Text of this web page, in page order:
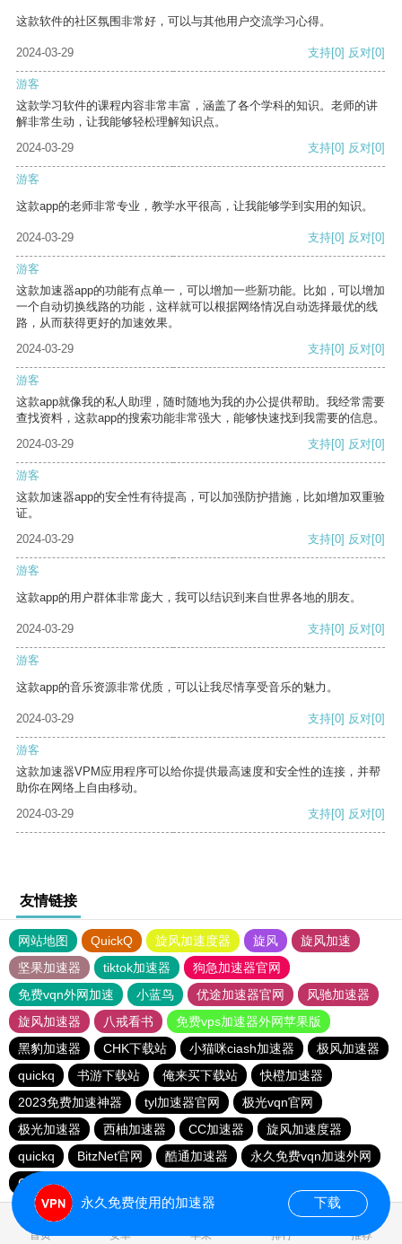
这款软件的社区氛围非常好，可以与其他用户交流学习心得。
2024-03-29 支持[0] 反对[0]
游客
这款学习软件的课程内容非常丰富，涵盖了各个学科的知识。老师的讲
解非常生动，让我能够轻松理解知识点。
2024-03-29
支持[0] 反对[0]
游客
这款app的老师非常专业，教学水平很高，让我能够学到实用的知识。
2024-03-29 支持[0] 反对[0]
游客
这款加速器app的功能有点单一，可以增加一些新功能。比如，可以增加
一个自动切换线路的功能，这样就可以根据网络情况自动选择最优的线
路，从而获得更好的加速效果。
2024-03-29
支持[0] 反对[0]
游客
这款app就像我的私人助理，随时随地为我的办公提供帮助。我经常需要
查找资料，这款app的搜索功能非常强大，能够快速找到我需要的信息。
2024-03-29
支持[0] 反对[0]
游客
这款加速器app的安全性有待提高，可以加强防护措施，比如增加双重验
证。
2024-03-29
支持[0] 反对[0]
游客
这款app的用户群体非常庞大，我可以结识到来自世界各地的朋友。
2024-03-29 支持[0] 反对[0]
游客
这款app的音乐资源非常优质，可以让我尽情享受音乐的魅力。
2024-03-29 支持[0] 反对[0]
游客
这款加速器VPM应用程序可以给你提供最高速度和安全性的连接，并帮
助你在网络上自由移动。
2024-03-29
支持[0] 反对[0]
友情链接
网站地图 QuickQ 旋风加速度器 旋风
旋风加速
坚果加速器
tiktok加速器
狗急加速器官网
免费vqn外网加速
小蓝鸟 优途加速器官网
风驰加速器
旋风加速器
八戒看书
免费vps加速器外网苹果版
黑豹加速器
CHK下载站 小猫咪ciash加速器
极风加速器
quickq
书游下载站 俺来买下载站
快橙加速器
2023免费加速神器
tyl加速器官网
极光vqn官网
极光加速器
西柚加速器 CC加速器
旋风加速度器
quickq
BitzNet官网 酷通加速器
永久免费vqn加速外网
CHK下载站
首页 安卓 苹果 排行 推荐
永久免费使用的加速器 下载
1.498355s